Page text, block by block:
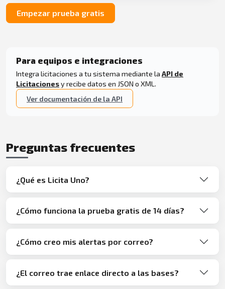
Empezar prueba gratis
Para equipos e integraciones
Integra licitaciones a tu sistema mediante la API de
Licitacionesy recibe datos en JSON o XML.
Ver documentación de la API
Preguntas frecuentes
¿Qué es Licita Uno?
¿Cómo funciona la prueba gratis de 14 días?
¿Cómo creo mis alertas por correo?
¿El correo trae enlace directo a las bases?